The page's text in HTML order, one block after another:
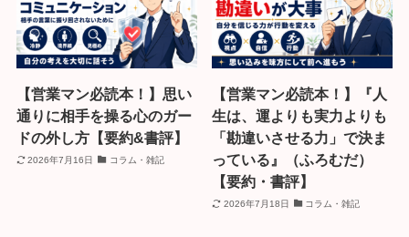
【営業マン必読本！】思い
通りに相手を操る心のガー
ドの外し方【要約&書評】
2026年7月16日 コラム・雑記
【営業マン必読本！】『人
生は、運よりも実力よりも
「勘違いさせる力」で決ま
っている』（ふろむだ）
【要約・書評】
2026年7月18日 コラム・雑記